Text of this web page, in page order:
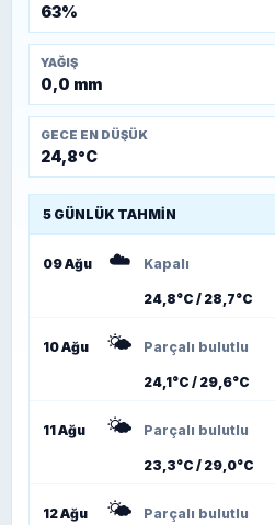
63%
YAĞIŞ
0,0 mm
GECE EN DÜŞÜK
24,8°C
5 GÜNLÜK TAHMIN
09 Ağu ☁️ Kapalı
24,8°C / 28,7°C
10 Ağu 🌤️ Parçalı bulutlu
24,1°C / 29,6°C
11 Ağu 🌤️ Parçalı bulutlu
23,3°C / 29,0°C
12 Ağu 🌤️ Parçalı bulutlu